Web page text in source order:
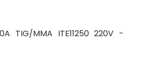
TIG/MMA ITE11250 220V -